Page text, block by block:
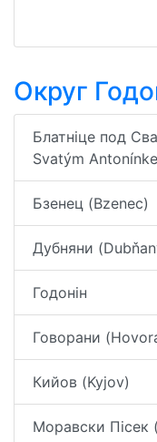
Округ
Блатніце под
Svatým
Бзенец (Bzenec)
Дубняни
Годонін
Говорани
Кийов (Kyjov)
Моравски Пісек